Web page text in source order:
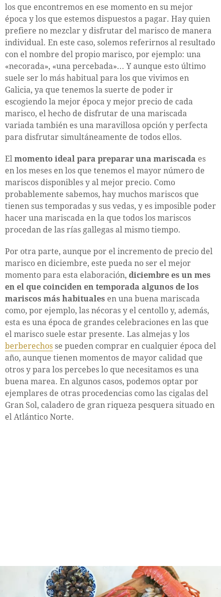
los que encontremos en ese momento en su mejor
época y los que estemos dispuestos a pagar. Hay quien
prefiere no mezclar y disfrutar del marisco de manera
individual. En este caso, solemos referirnos al resultado
con el nombre del propio marisco, por ejemplo: una
«necorada», «una percebada»... Y aunque esto último
suele ser lo más habitual para los que vivimos en
Galicia, ya que tenemos la suerte de poder ir
escogiendo la mejor época y mejor precio de cada
marisco, el hecho de disfrutar de una mariscada
variada también es una maravillosa opción y perfecta
para disfrutar simultáneamente de todos ellos.
El momento ideal para preparar una mariscada es
en los meses en los que tenemos el mayor número de
mariscos disponibles y al mejor precio. Como
probablemente sabemos, hay muchos mariscos que
tienen sus temporadas y sus vedas, y es imposible poder
hacer una mariscada en la que todos los mariscos
procedan de las rías gallegas al mismo tiempo.
Por otra parte, aunque por el incremento de precio del
marisco en diciembre, este pueda no ser el mejor
momento para esta elaboración, diciembre es un mes
en el que coinciden en temporada algunos de los
mariscos más habituales en una buena mariscada
como, por ejemplo, las nécoras y el centollo y, además,
esta es una época de grandes celebraciones en las que
el marisco suele estar presente. Las almejas y los
berberechos se pueden comprar en cualquier época del
año, aunque tienen momentos de mayor calidad que
otros y para los percebes lo que necesitamos es una
buena marea. En algunos casos, podemos optar por
ejemplares de otras procedencias como las cigalas del
Gran Sol, caladero de gran riqueza pesquera situado en
el Atlántico Norte.